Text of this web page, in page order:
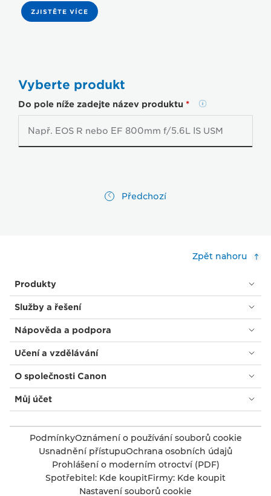
KLUB CANON
KDE KOUPIT?
ZJISTĚTE VÍCE
Vyberte produkt
Do pole níže zadejte název produktu *
Předchozí
Zpět nahoru
Produkty
Služby a řešení
Nápověda a podpora
Učení a vzdělávání
O společnosti Canon
Můj účet
PodmínkyOznámení o používání souborů cookie
Usnadnění přístupuOchrana osobních údajů
Prohlášení o moderním otroctví (PDF)
Spotřebitel: Kde koupitFirmy: Kde koupit
Nastavení souborů cookie